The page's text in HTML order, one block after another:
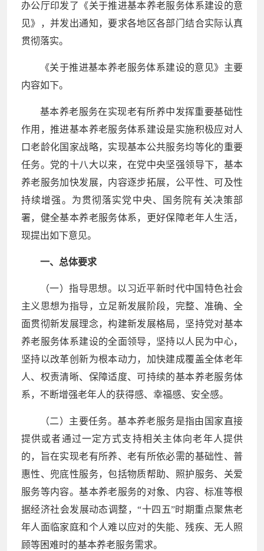
办公厅印发了《关于推进基本养老服务体系建设的意
见》，并发出通知，要求各地区各部门结合实际认真
贯彻落实。
《关于推进基本养老服务体系建设的意见》主要
内容如下。
基本养老服务在实现老有所养中发挥重要基础性
作用，推进基本养老服务体系建设是实施积极应对人
口老龄化国家战略，实现基本公共服务均等化的重要
任务。党的十八大以来，在党中央坚强领导下，基本
养老服务加快发展，内容逐步拓展，公平性、可及性
持续增强。为贯彻落实党中央、国务院有关决策部
署，健全基本养老服务体系，更好保障老年人生活，
现提出如下意见。
一、总体要求
（一）指导思想。以习近平新时代中国特色社会
主义思想为指导，立足新发展阶段，完整、准确、全
面贯彻新发展理念，构建新发展格局，坚持党对基本
养老服务体系建设的全面领导，坚持以人民为中心，
坚持以改革创新为根本动力，加快建成覆盖全体老年
人、权责清晰、保障适度、可持续的基本养老服务体
系，不断增强老年人的获得感、幸福感、安全感。
（二）主要任务。基本养老服务是指由国家直接
提供或者通过一定方式支持相关主体向老年人提供
的，旨在实现老有所养、老有所依必需的基础性、普
惠性、兜底性服务，包括物质帮助、照护服务、关爱
服务等内容。基本养老服务的对象、内容、标准等根
据经济社会发展动态调整，“十四五”时期重点聚焦老
年人面临家庭和个人难以应对的失能、残疾、无人照
顾等困难时的基本养老服务需求。